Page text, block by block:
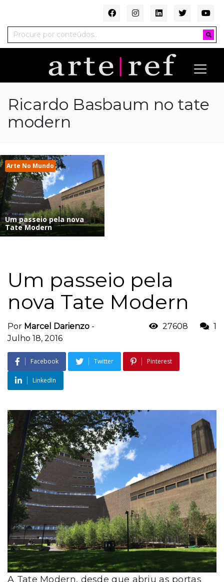
Ricardo Basbaum no tate
modern
Arte No Mundo
Um passeio pela nova
Tate Modern
Um passeio pela
nova Tate Modern
Por Marcel Darienzo -
Julho 18, 2016
27608 1
Facebook Twitter Pinterest
LinkedIn
A Tate Modern, desde que abriu as portas